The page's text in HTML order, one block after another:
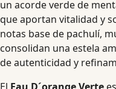
un acorde verde de
que aportan vitalidad y
notas base de pachulí,
consolidan una estela
de autenticidad y